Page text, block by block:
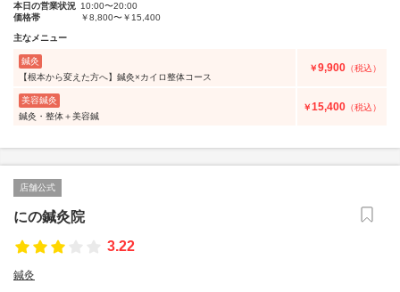
本日の営業状況 10:00〜20:00
価格帯
￥8,800〜￥15,400
主なメニュー
鍼灸
【根本から変えた方へ】鍼灸×カイロ整体コース
￥9,900 （税込）
美容鍼灸
鍼灸・整体＋美容鍼
￥15,400 （税込）
店舗公式
にの鍼灸院
3.22
鍼灸